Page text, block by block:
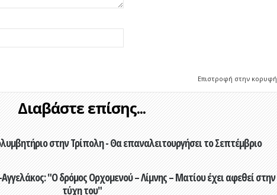
Επιστροφή στην κορυφή
Διαβάστε επίσης...
στην Τρίπολη - Θα επαναλειτουργήσει το Σεπτέμβριο
"Ο δρόμος Ορχομενού – Λίμνης – Ματίου έχει αφεθεί στην
τύχη του"